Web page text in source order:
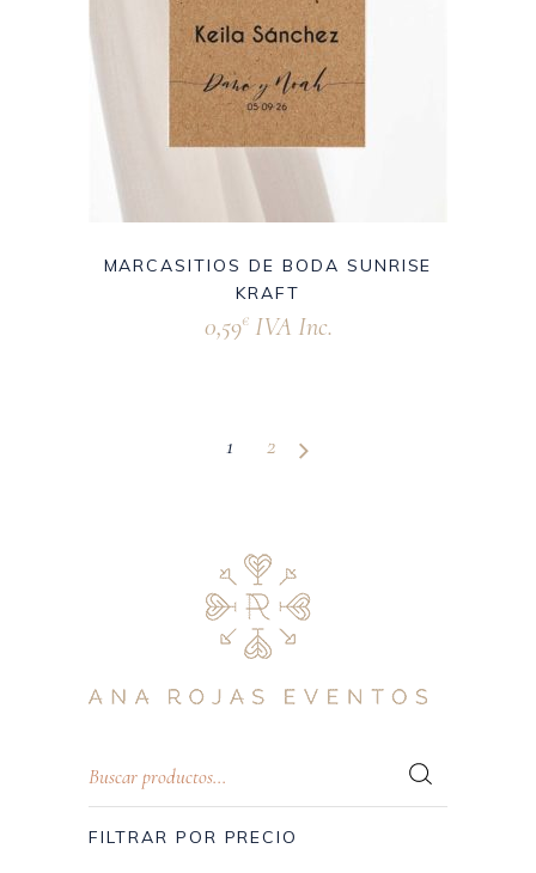
MARCASITIOS DE BODA SUNRISE
KRAFT
0,59€ IVA Inc.
1 2
FILTRAR POR PRECIO